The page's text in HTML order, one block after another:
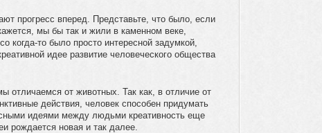
прогресс вперед. Представьте, что было, если
мы бы так и жили в каменном веке,
когда-то было просто интересной задумкой,
идее развитие человеческого общества
отличаемся от животных. Так как, в отличие от
действия, человек способен придумать
идеями между людьми креативность еще
рождается новая и так далее.